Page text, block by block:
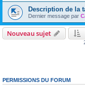
Description de la
Dernier message par
Nouveau sujet
PERMISSIONS DU FORUM